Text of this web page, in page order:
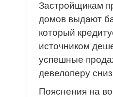
Застройщикам
домов выдают
который
источником
успешные
девелоперу
Пояснения на